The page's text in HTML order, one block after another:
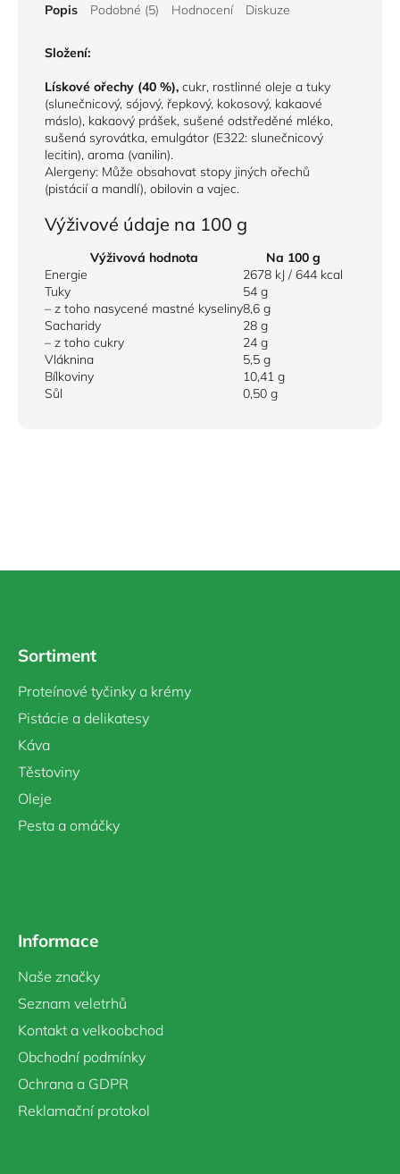
Popis Podobné (5) Hodnocení Diskuze
Složení:
Lískové ořechy (40 %), cukr, rostlinné oleje a tuky
(slunečnicový, sójový, řepkový, kokosový, kakaové
máslo), kakaový prášek, sušené odstředěné mléko,
sušená syrovátka, emulgátor (E322: slunečnicový
lecitin), aroma (vanilin).
Alergeny: Může obsahovat stopy jiných ořechů
(pistácií a mandlí), obilovin a vajec.
Výživové údaje na 100 g
Výživová hodnota
Na 100 g
Energie
2678 kJ / 644 kcal
Tuky
54 g
– z toho nasycené mastné kyseliny8,6 g
Sacharidy
28 g
– z toho cukry
24 g
Vláknina
5,5 g
Bílkoviny
10,41 g
Sůl
0,50 g
Sortiment
Proteínové tyčinky a krémy
Pistácie a delikatesy
Káva
Těstoviny
Oleje
Pesta a omáčky
Informace
Naše značky
Seznam veletrhů
Kontakt a velkoobchod
Obchodní podmínky
Ochrana a GDPR
Reklamační protokol